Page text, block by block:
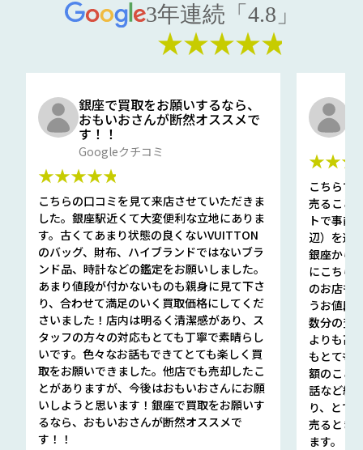
3年連続「4.8」
★★★★★
銀座で買取をお願いするなら、
おもいおさんが断然オススメで
す！！
Googleクチコミ
★★★★★
こちらの口コミを見て来店させていただきま
した。銀座駅近くて大変便利な立地にありま
す。古くてあまり状態の良くないVUITTON
のバッグ、財布、ハイブランドではないブラ
ンド品、時計などの鑑定をお願いしました。
あまり値段が付かないものも親身に見て下さ
り、合わせて満足のいく買取価格にしてくだ
さいました！店内は明るく清潔感があり、ス
タッフの方々の対応もとても丁寧で素晴らし
いです。色々なお話もできてとても楽しく買
取をお願いできました。他店でも売却したこ
とがありますが、今後はおもいおさんにお願
いしようと思います！銀座で買取をお願いす
るなら、おもいおさんが断然オススメで
す！！
こちらで
売ること
トで事前
辺）を選
銀座から
にこちら
のお店も
うお値段
数分の査
よりも高
もとても
額のこと
話など細
り、とて
売るとき
ます。